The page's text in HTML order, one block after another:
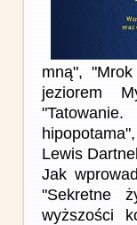
mną",
jeziorem
Lewis
Jak
"Sekretne
wyższości